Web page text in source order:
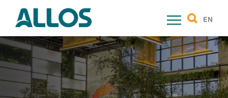
content
EN